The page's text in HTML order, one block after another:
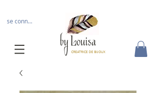
by Louisa
CREATRICE DE BIJOUX
se connecter